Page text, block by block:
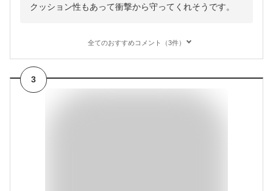
クッション性もあって衝撃から守ってくれそうです。
全てのおすすめコメント（3件）
3